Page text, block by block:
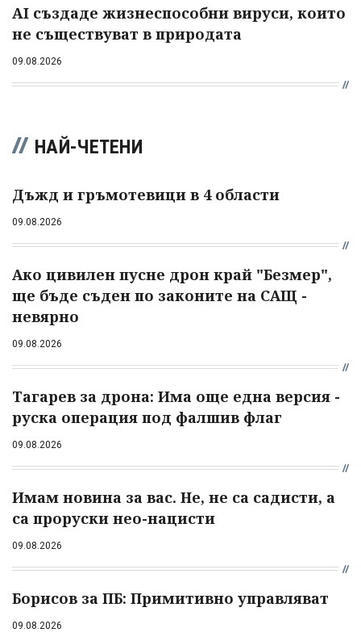
AI създаде жизнеспособни вируси, които
не съществуват в природата
09.08.2026
НАЙ-ЧЕТЕНИ
Дъжд и гръмотевици в 4 области
09.08.2026
Ако цивилен пусне дрон край "Безмер",
ще бъде съден по законите на САЩ -
невярно
09.08.2026
Тагарев за дрона: Има още една версия -
руска операция под фалшив флаг
09.08.2026
Имам новина за вас. Не, не са садисти, а
са проруски нео-нацисти
09.08.2026
Борисов за ПБ: Примитивно управляват
09.08.2026